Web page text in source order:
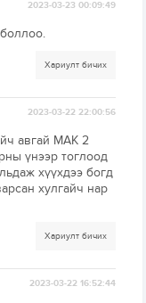
2023-03-23 00:09:49
Хариулт бичих
2023-03-22 22:00:56
авгай МАК 2
үнээр тоглоод
хүүхдээ богд
хулгайч нар
Хариулт бичих
2023-03-22 16:52:44